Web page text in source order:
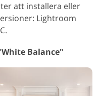
att installera eller
Lightroom
Balance"